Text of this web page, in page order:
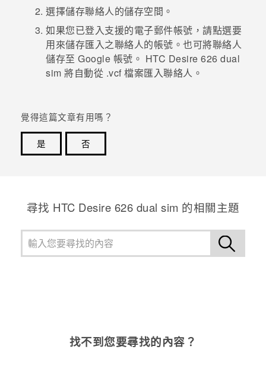
優惠專區
焦點訊息
校園專案
企業採購
銷售門市
銷售通路
支援服務
登入
選擇儲存聯絡人的儲存空間。
如果您已登入支援的電子郵件帳號，請點選要
用來儲存匯入之聯絡人的帳號。 也可將聯絡人
儲存至 Google 帳號。 HTC Desire 626 dual
sim 將自動從 .vcf 檔案匯入聯絡人。
覺得這篇文章有用嗎？
是
否
尋找 HTC Desire 626 dual sim 的相關主題
找不到您要尋找的內容？